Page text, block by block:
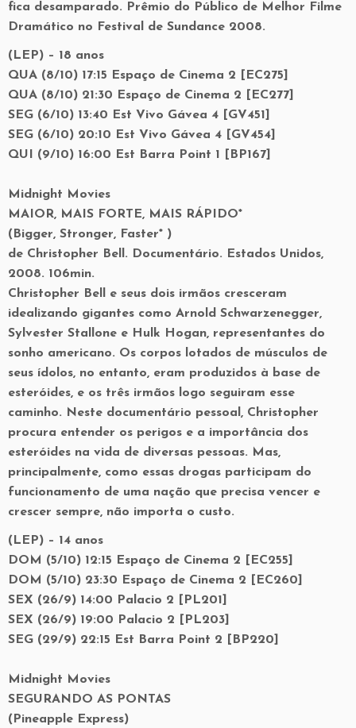
fica desamparado. Prêmio do Público de Melhor Filme
Dramático no Festival de Sundance 2008.
(LEP) – 18 anos
QUA (8/10) 17:15 Espaço de Cinema 2 [EC275]
QUA (8/10) 21:30 Espaço de Cinema 2 [EC277]
SEG (6/10) 13:40 Est Vivo Gávea 4 [GV451]
SEG (6/10) 20:10 Est Vivo Gávea 4 [GV454]
QUI (9/10) 16:00 Est Barra Point 1 [BP167]
Midnight Movies
MAIOR, MAIS FORTE, MAIS RÁPIDO*
(Bigger, Stronger, Faster* )
de Christopher Bell. Documentário. Estados Unidos,
2008. 106min.
Christopher Bell e seus dois irmãos cresceram
idealizando gigantes como Arnold Schwarzenegger,
Sylvester Stallone e Hulk Hogan, representantes do
sonho americano. Os corpos lotados de músculos de
seus ídolos, no entanto, eram produzidos à base de
esteróides, e os três irmãos logo seguiram esse
caminho. Neste documentário pessoal, Christopher
procura entender os perigos e a importância dos
esteróides na vida de diversas pessoas. Mas,
principalmente, como essas drogas participam do
funcionamento de uma nação que precisa vencer e
crescer sempre, não importa o custo.
(LEP) – 14 anos
DOM (5/10) 12:15 Espaço de Cinema 2 [EC255]
DOM (5/10) 23:30 Espaço de Cinema 2 [EC260]
SEX (26/9) 14:00 Palacio 2 [PL201]
SEX (26/9) 19:00 Palacio 2 [PL203]
SEG (29/9) 22:15 Est Barra Point 2 [BP220]
Midnight Movies
SEGURANDO AS PONTAS
(Pineapple Express)